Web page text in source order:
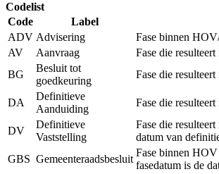
Codelist
Code
Label
ADV Advisering
Fase binnen
AV
Aanvraag
Fase die
BG
Besluit tot
goedkeuring
Fase die
DA
Definitieve
Aanduiding
Fase die
DV
Definitieve
Vaststelling
Fase die
datum van
GBS Gemeenteraadsbesluit
Fase binnen
fasedatum is de